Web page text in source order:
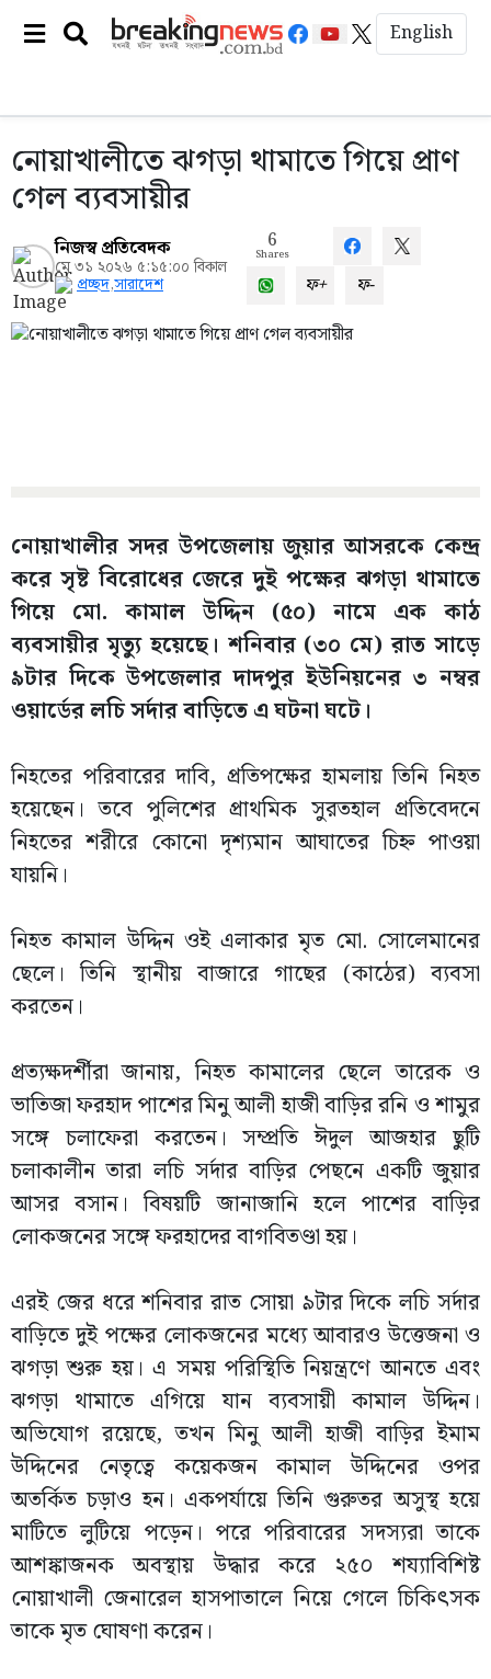
English
নোয়াখালীতে ঝগড়া থামাতে গিয়ে প্রাণ
গেল ব্যবসায়ীর
নিজস্ব প্রতিবেদক
মে ৩১ ২০২৬ ৫:১৫:০০ বিকাল
প্রচ্ছদ,সারাদেশ
6
Shares
ফ+ ফ-
নোয়াখালীর সদর উপজেলায় জুয়ার আসরকে কেন্দ্র
করে সৃষ্ট বিরোধের জেরে দুই পক্ষের ঝগড়া থামাতে
গিয়ে মো. কামাল উদ্দিন (৫০) নামে এক কাঠ
ব্যবসায়ীর মৃত্যু হয়েছে। শনিবার (৩০ মে) রাত সাড়ে
৯টার দিকে উপজেলার দাদপুর ইউনিয়নের ৩ নম্বর
ওয়ার্ডের লচি সর্দার বাড়িতে এ ঘটনা ঘটে।
নিহতের পরিবারের দাবি, প্রতিপক্ষের হামলায় তিনি নিহত
হয়েছেন। তবে পুলিশের প্রাথমিক সুরতহাল প্রতিবেদনে
নিহতের শরীরে কোনো দৃশ্যমান আঘাতের চিহ্ন পাওয়া
যায়নি।
নিহত কামাল উদ্দিন ওই এলাকার মৃত মো. সোলেমানের
ছেলে। তিনি স্থানীয় বাজারে গাছের (কাঠের) ব্যবসা
করতেন।
প্রত্যক্ষদর্শীরা জানায়, নিহত কামালের ছেলে তারেক ও
ভাতিজা ফরহাদ পাশের মিনু আলী হাজী বাড়ির রনি ও শামুর
সঙ্গে চলাফেরা করতেন। সম্প্রতি ঈদুল আজহার ছুটি
চলাকালীন তারা লচি সর্দার বাড়ির পেছনে একটি জুয়ার
আসর বসান। বিষয়টি জানাজানি হলে পাশের বাড়ির
লোকজনের সঙ্গে ফরহাদের বাগবিতণ্ডা হয়।
এরই জের ধরে শনিবার রাত সোয়া ৯টার দিকে লচি সর্দার
বাড়িতে দুই পক্ষের লোকজনের মধ্যে আবারও উত্তেজনা ও
ঝগড়া শুরু হয়। এ সময় পরিস্থিতি নিয়ন্ত্রণে আনতে এবং
ঝগড়া থামাতে এগিয়ে যান ব্যবসায়ী কামাল উদ্দিন।
অভিযোগ রয়েছে, তখন মিনু আলী হাজী বাড়ির ইমাম
উদ্দিনের নেতৃত্বে কয়েকজন কামাল উদ্দিনের ওপর
অতর্কিত চড়াও হন। একপর্যায়ে তিনি গুরুতর অসুস্থ হয়ে
মাটিতে লুটিয়ে পড়েন। পরে পরিবারের সদস্যরা তাকে
আশঙ্কাজনক অবস্থায় উদ্ধার করে ২৫০ শয্যাবিশিষ্ট
নোয়াখালী জেনারেল হাসপাতালে নিয়ে গেলে চিকিৎসক
তাকে মৃত ঘোষণা করেন।